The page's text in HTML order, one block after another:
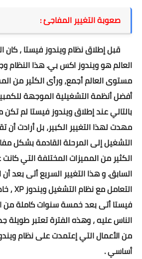
صعوبة التغيير المفاجئ :
قبل إطلاق نظام ويندوز فيستا ، كان
العالم هو ويندوز اكس بي. هذا النظام
مستوى العالم أجمع، ورأى الكثير من
أفضل أنظمة التشغيلية الموجهة
بالتالي عند إطلاق ويندوز فيستا لم
مهدت لهذا التغيير الكبير، بل أرادت أن
التشغيل إلى المرحلة القادمة بشكل
الكثير من المميزات المختلفة التي
السابق. و هذا التغيير السريع أتى بعد
التعامل مع نظام التشغيلويندوز XP
,
فيستا أتى بعد خمسة سنوات كاملة من
الناس عليه ، وهذه الفترة تعتبر طويلة
من الأعمال التي إعتمدت على نظام
أساسي .